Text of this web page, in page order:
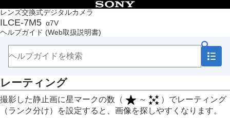
レンズ交換式デジタルカメラ
ILCE-7M5 α7V
ヘルプガイド (Web取扱説明書)
目次
トップページ
ヘルプガイドの使いかた
本体と付属品を確認する
本機の基本操作
準備/基本的な撮影
MENU一覧から機能を探す
撮影機能を活用する
レーティング
撮影した静止画に星マークの数（ ～
）でレーティング
（ランク分け）を設定すると、画像を探しやすくなります。